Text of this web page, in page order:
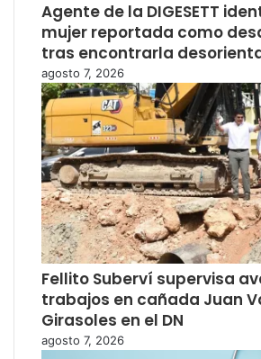
Agente de la DIGESETT
mujer reportada como
tras encontrarla
agosto 7, 2026
Fellito Suberví supervisa
trabajos en cañada Juan
Girasoles en el DN
agosto 7, 2026